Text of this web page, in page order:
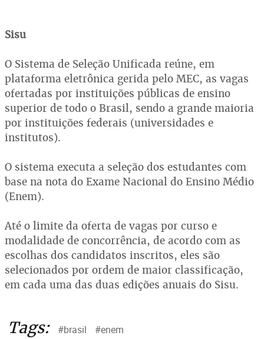
Sisu
O Sistema de Seleção Unificada reúne, em
plataforma eletrônica gerida pelo MEC, as vagas
ofertadas por instituições públicas de ensino
superior de todo o Brasil, sendo a grande maioria
por instituições federais (universidades e
institutos).
O sistema executa a seleção dos estudantes com
base na nota do Exame Nacional do Ensino Médio
(Enem).
Até o limite da oferta de vagas por curso e
modalidade de concorrência, de acordo com as
escolhas dos candidatos inscritos, eles são
selecionados por ordem de maior classificação,
em cada uma das duas edições anuais do Sisu.
Tags: #brasil #enem